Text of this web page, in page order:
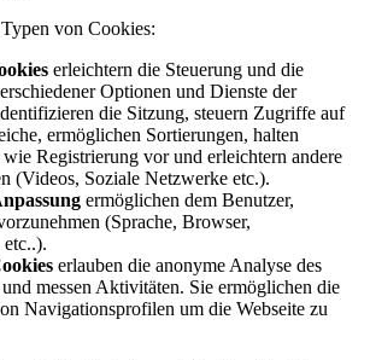
von Cookies:
erleichtern die Steuerung und die
Optionen und Dienste der
die Sitzung, steuern Zugriffe auf
ermöglichen Sortierungen, halten
Registrierung vor und erleichtern andere
(Videos, Soziale Netzwerke etc.).
ermöglichen dem Benutzer,
(Sprache, Browser,
erlauben die anonyme Analyse des
messen Aktivitäten. Sie ermöglichen die
Navigationsprofilen um die Webseite zu